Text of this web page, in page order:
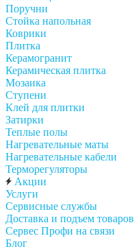
Поручни
Стойка напольная
Коврики
Плитка
Керамогранит
Керамическая плитка
Мозаика
Ступени
Клей для плитки
Затирки
Теплые полы
Нагревательные маты
Нагревательные кабели
Терморегуляторы
Акции
Услуги
Сервисные службы
Доставка и подъем товаров
Сервес Профи на связи
Блог